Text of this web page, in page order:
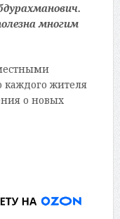
многим
жителя
о новых